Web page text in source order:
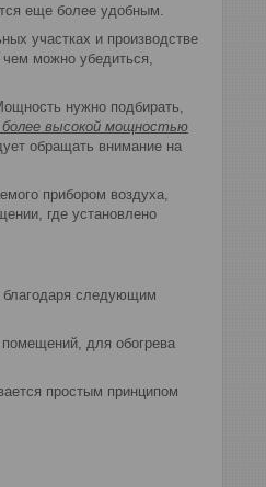
еще более удобным.
участках и производстве
можно убедиться,
нужно подбирать,
высокой мощностью
обращать внимание на
прибором воздуха,
где установлено
благодаря следующим
для обогрева
простым принципом